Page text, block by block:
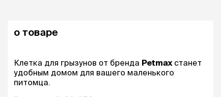
о товаре
Клетка для грызунов от бренда Petmax станет
удобным домом для вашего маленького
питомца.